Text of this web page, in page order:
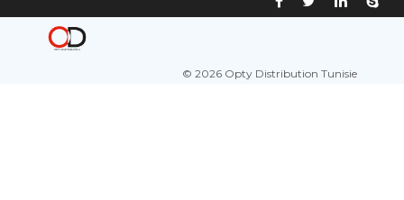
© 2026 Opty Distribution Tunisie